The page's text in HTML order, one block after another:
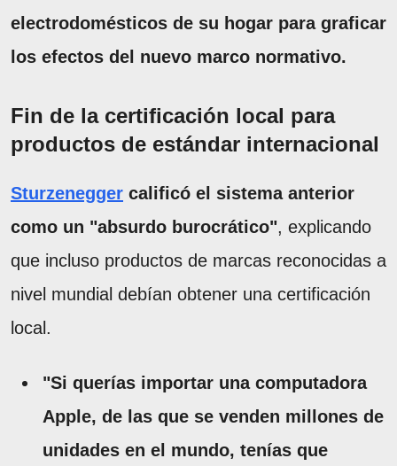
electrodomésticos de su hogar para graficar
los efectos del nuevo marco normativo.
Fin de la certificación local para
productos de estándar internacional
Sturzenegger calificó el sistema anterior
como un "absurdo burocrático", explicando
que incluso productos de marcas reconocidas a
nivel mundial debían obtener una certificación
local.
"Si querías importar una computadora
Apple, de las que se venden millones de
unidades en el mundo, tenías que